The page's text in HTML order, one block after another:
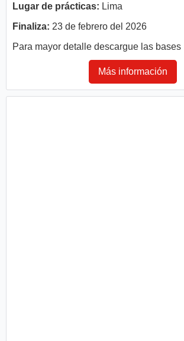
Lugar de prácticas: Lima
Finaliza: 23 de febrero del 2026
Para mayor detalle descargue las bases
Más información